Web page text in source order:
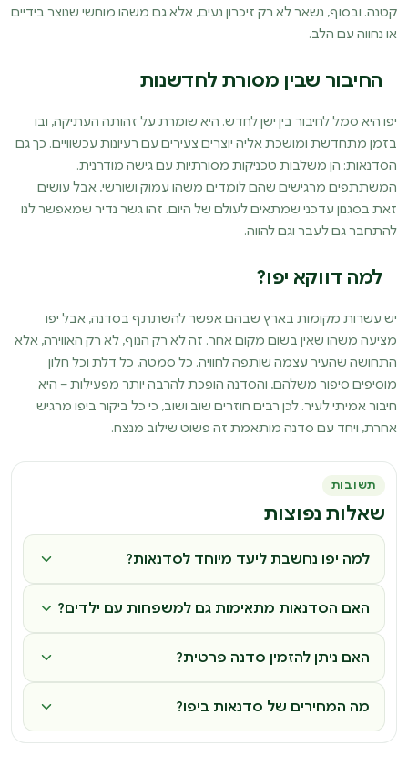
קטנה. ובסוף, נשאר לא רק זיכרון נעים, אלא גם משהו מוחשי שנוצר בידיים
או נחווה עם הלב.
החיבור שבין מסורת לחדשנות
יפו היא סמל לחיבור בין ישן לחדש. היא שומרת על זהותה העתיקה, ובו
בזמן מתחדשת ומושכת אליה יוצרים צעירים עם רעיונות עכשוויים. כך גם
הסדנאות: הן משלבות טכניקות מסורתיות עם גישה מודרנית.
המשתתפים מרגישים שהם לומדים משהו עמוק ושורשי, אבל עושים
זאת בסגנון עדכני שמתאים לעולם של היום. זהו גשר נדיר שמאפשר לנו
להתחבר גם לעבר וגם להווה.
למה דווקא יפו?
יש עשרות מקומות בארץ שבהם אפשר להשתתף בסדנה, אבל יפו
מציעה משהו שאין בשום מקום אחר. זה לא רק הנוף, לא רק האווירה, אלא
התחושה שהעיר עצמה שותפה לחוויה. כל סמטה, כל דלת וכל חלון
מוסיפים סיפור משלהם, והסדנה הופכת להרבה יותר מפעילות – היא
חיבור אמיתי לעיר. לכן רבים חוזרים שוב ושוב, כי כל ביקור ביפו מרגיש
אחרת, ויחד עם סדנה מותאמת זה פשוט שילוב מנצח.
תשובות
שאלות נפוצות
למה יפו נחשבת ליעד מיוחד לסדנאות?
האם הסדנאות מתאימות גם למשפחות עם ילדים?
האם ניתן להזמין סדנה פרטית?
מה המחירים של סדנאות ביפו?